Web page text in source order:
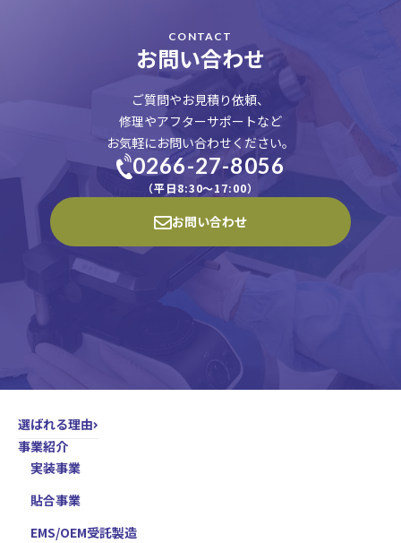
CONTACT
お問い合わせ
ご質問やお見積り依頼、
修理やアフターサポートなど
お気軽にお問い合わせください。
0266-27-8056
（平日8:30〜17:00）
お問い合わせ
選ばれる理由
事業紹介
実装事業
貼合事業
EMS/OEM受託製造